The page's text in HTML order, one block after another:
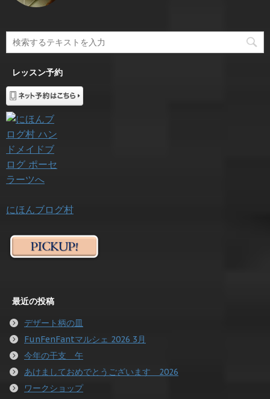
レッスン予約
にほんブログ村
最近の投稿
デザート柄の皿
FunFenFantマルシェ 2026 3月
今年の干支 午
あけましておめでとうございます 2026
ワークショップ